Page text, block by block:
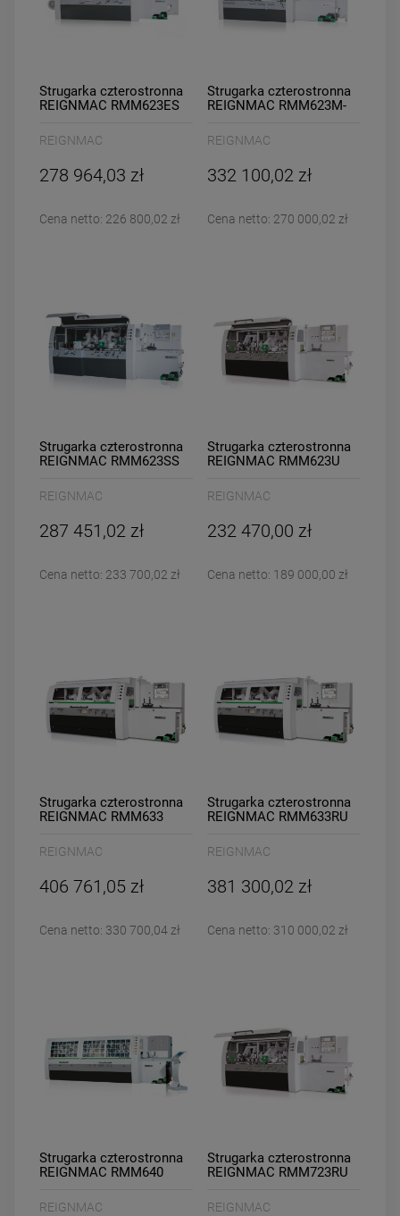
Strugarka czterostronna
REIGNMAC RMM623ES
REIGNMAC
278 964,03 zł
Cena netto: 226 800,02 zł
Strugarka czterostronna
REIGNMAC RMM623M-
REIGNMAC
332 100,02 zł
Cena netto: 270 000,02 zł
Strugarka czterostronna
REIGNMAC RMM623SS
REIGNMAC
287 451,02 zł
Cena netto: 233 700,02 zł
Strugarka czterostronna
REIGNMAC RMM623U
REIGNMAC
232 470,00 zł
Cena netto: 189 000,00 zł
Strugarka czterostronna
REIGNMAC RMM633
REIGNMAC
406 761,05 zł
Cena netto: 330 700,04 zł
Strugarka czterostronna
REIGNMAC RMM633RU
REIGNMAC
381 300,02 zł
Cena netto: 310 000,02 zł
Strugarka czterostronna
REIGNMAC RMM640
REIGNMAC
Strugarka czterostronna
REIGNMAC RMM723RU
REIGNMAC